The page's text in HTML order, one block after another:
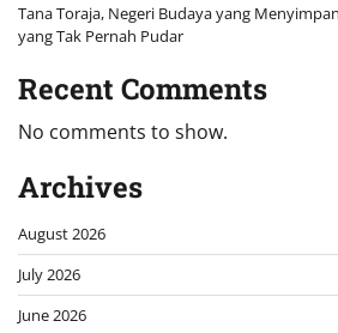
Tana Toraja, Negeri Budaya yang
yang Tak Pernah Pudar
Recent Comments
No comments to show.
Archives
August 2026
July 2026
June 2026